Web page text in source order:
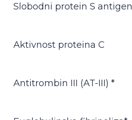
Slobodni protein S antigen
Aktivnost proteina C
Antitrombin III (AT-III) *